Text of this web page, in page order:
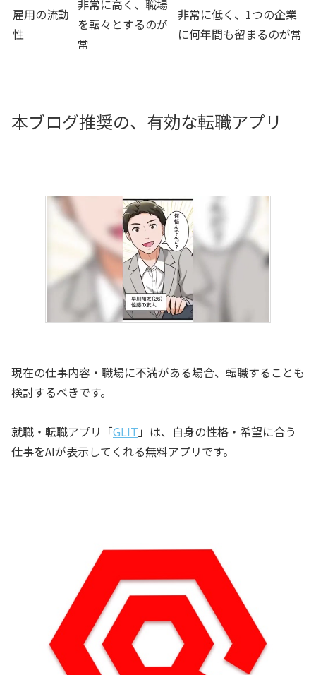
雇用の流動
性
非常に高く、職場
を転々とするのが
常
非常に低く、1つの企業
に何年間も留まるのが常
本ブログ推奨の、有効な転職アプリ
現在の仕事内容・職場に不満がある場合、転職することも
検討するべきです。
就職・転職アプリ「GLIT 」は、自身の性格・希望に合う
仕事をAIが表示してくれる無料アプリです。